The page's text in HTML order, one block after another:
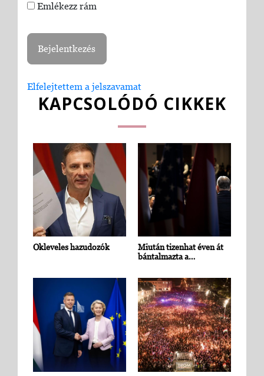
Emlékezz rám
Elfelejtettem a jelszavamat
KAPCSOLÓDÓ CIKKEK
Okleveles hazudozók
Miután tizenhat éven át
bántalmazta a…